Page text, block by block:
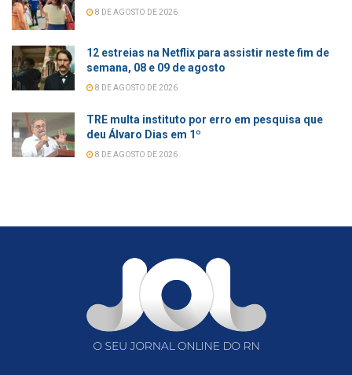
8 DE AGOSTO DE 2026
12 estreias na Netflix para assistir neste fim de
semana, 08 e 09 de agosto
8 DE AGOSTO DE 2026
TRE multa instituto por erro em pesquisa que
deu Álvaro Dias em 1º
8 DE AGOSTO DE 2026